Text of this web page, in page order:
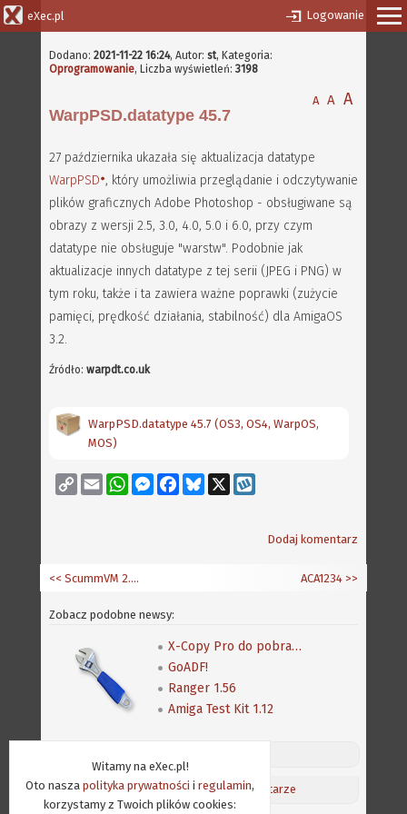
Witamy na eXec.pl!
Oto nasza polityka prywatności i regulamin,
korzystamy z Twoich plików cookies:
eXec.pl Logowanie
Dodano: 2021-11-22 16:24, Autor: st, Kategoria:
Oprogramowanie, Liczba wyświetleń: 3198
A A A
WarpPSD.datatype 45.7
27 października ukazała się aktualizacja datatype
WarpPSD , który umożliwia przeglądanie i odczytywanie
plików graficznych Adobe Photoshop - obsługiwane są
obrazy z wersji 2.5, 3.0, 4.0, 5.0 i 6.0, przy czym
datatype nie obsługuje "warstw". Podobnie jak
aktualizacje innych datatype z tej serii (JPEG i PNG) w
tym roku, także i ta zawiera ważne poprawki (zużycie
pamięci, prędkość działania, stabilność) dla AmigaOS
3.2.
Źródło: warpdt.co.uk
WarpPSD.datatype 45.7 (OS3, OS4, WarpOS,
MOS)
Copy
Link
Email WhatsAppMessenger
FacebookBluesky
Dodaj komentarz
ACA1234 >>
<< ScummVM 2.5.0
Zobacz podobne newsy:
X-Copy Pro do pobrania także z Amiga Future
GoADF!
Ranger 1.56
Amiga Test Kit 1.12
Aktualności/Ostatnie komentarze